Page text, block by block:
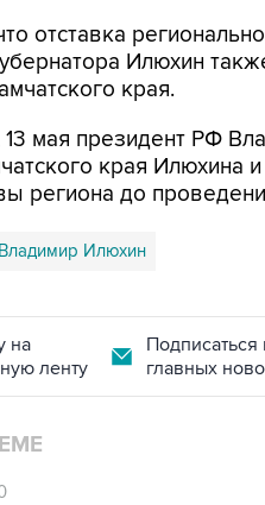
отставка
Илюхин
края.
мая президент РФ
края
региона до
Владимир Илюхин
на
ленту
Подписаться
главных